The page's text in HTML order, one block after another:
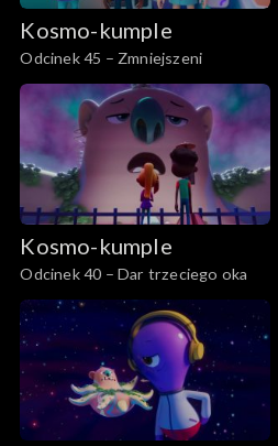
Kosmo-kumple
Odcinek 45 – Zmniejszeni
Kosmo-kumple
Odcinek 40 – Dar trzeciego oka